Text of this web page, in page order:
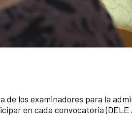
de los examinadores para la
en cada convocatoria (DELE